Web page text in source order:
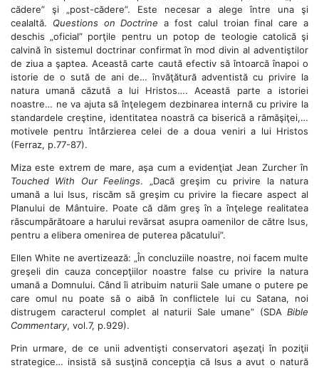
cădere” şi „post-cădere”. Este necesar a alege între una şi
cealaltă. Questions on Doctrine a fost calul troian final care a
deschis „oficial” porţile pentru un potop de teologie catolică şi
calvină în sistemul doctrinar confirmat în mod divin al adventiştilor
de ziua a şaptea. Această carte caută efectiv să întoarcă înapoi o
istorie de o sută de ani de… învăţătură adventistă cu privire la
natura umană căzută a lui Hristos…. Această parte a istoriei
noastre… ne va ajuta să înţelegem dezbinarea internă cu privire la
standardele creştine, identitatea noastră ca biserică a rămăşiţei,…
motivele pentru întârzierea celei de a doua veniri a lui Hristos
(Ferraz, p.77-87).
Miza este extrem de mare, aşa cum a evidenţiat Jean Zurcher în
Touched With Our Feelings. „Dacă greşim cu privire la natura
umană a lui Isus, riscăm să greşim cu privire la fiecare aspect al
Planului de Mântuire. Poate că dăm greş în a înţelege realitatea
răscumpărătoare a harului revărsat asupra oamenilor de către Isus,
pentru a elibera omenirea de puterea păcatului”.
Ellen White ne avertizează: „În concluziile noastre, noi facem multe
greşeli din cauza concepţiilor noastre false cu privire la natura
umană a Domnului. Când îi atribuim naturii Sale umane o putere pe
care omul nu poate să o aibă în conflictele lui cu Satana, noi
distrugem caracterul complet al naturii Sale umane” (SDA Bible
Commentary, vol.7, p.929).
Prin urmare, de ce unii adventişti conservatori aşezaţi în poziţii
strategice… insistă să susţină concepţia că Isus a avut o natură